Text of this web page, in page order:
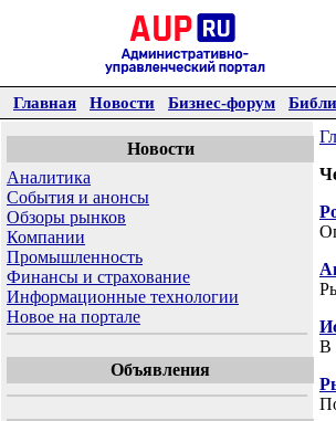
Главная Новости Бизнес-форум
Новости
Аналитика
События и анонсы
Обзоры рынков
Компании
Промышленность
Финансы и страхование
Информационные технологии
Новое на портале
Объявления
В